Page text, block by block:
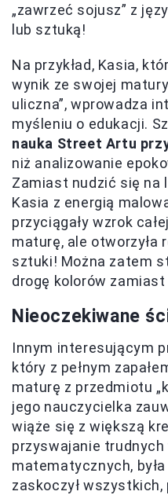
„zawrzeć sojusz” z
lub sztuką!
Na przykład, Kasia,
wynik ze swojej
uliczna”, wprowadza
myśleniu o edukacji.
nauka Street Artu
niż analizowanie
Zamiast nudzić się
Kasia z energią
przyciągały wzrok
maturę, ale otworzyła
sztuki! Można zatem
drogę kolorów
Nieoczekiwane
Innym interesującym
który z pełnym
maturę z przedmiotu
jego nauczycielka
wiąże się z większą
przyswajanie trudnych
matematycznych,
zaskoczył